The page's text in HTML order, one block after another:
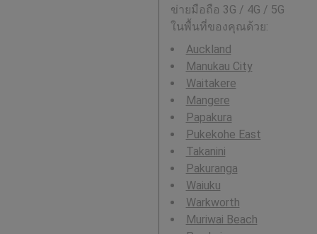
ข่ายมือถือ 3G / 4G / 5G
ในพื้นที่ของคุณด้วย:
Auckland
Manukau City
Waitakere
Mangere
Papakura
Pukekohe East
Takanini
Pakuranga
Waiuku
Warkworth
Muriwai Beach